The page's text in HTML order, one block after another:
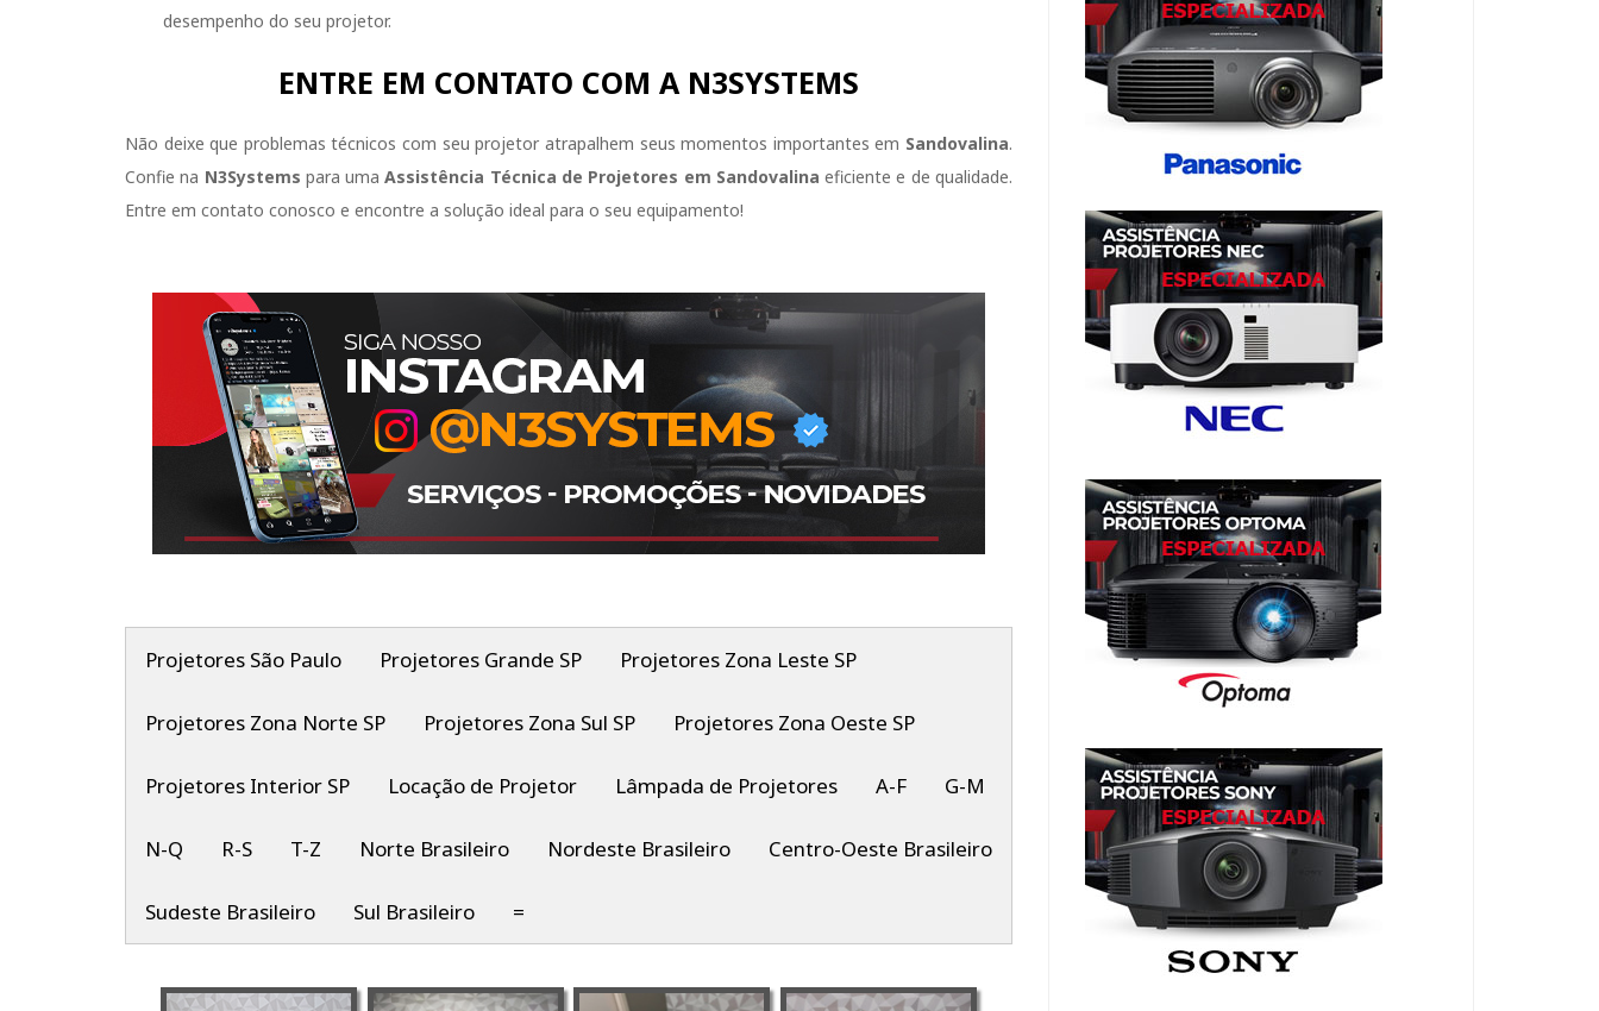
desempenho do seu projetor.
ENTRE EM CONTATO COM A N3SYSTEMS
Não deixe que problemas técnicos com seu projetor atrapalhem seus momentos importantes em Sandovalina.
Confie na N3Systems para umaAssistência Técnica de Projetores em Sandovalina eficiente e de qualidade.
Entre em contato conosco e encontre a solução ideal para o seu equipamento!
Projetores São Paulo Projetores Grande SP Projetores Zona Leste SP
Projetores Zona Norte SP Projetores Zona Sul SP Projetores Zona Oeste SP
Projetores Interior SP Locação de Projetor Lâmpada de Projetores A-F G-M
N-Q R-S T-Z Norte Brasileiro Nordeste Brasileiro Centro-Oeste Brasileiro
Sudeste Brasileiro Sul Brasileiro =